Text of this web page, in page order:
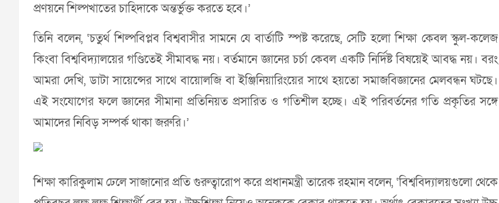
প্রণয়নে শিল্পখাতের চাহিদাকে অন্তর্ভুক্ত করতে হবে।’
তিনি বলেন, ‘চতুর্থ শিল্পবিপ্লব বিশ্ববাসীর সামনে যে বার্তাটি স্পষ্ট করেছে, সেটি হলো শিক্ষা কেবল স্কুল-কলেজ
কিংবা বিশ্ববিদ্যালয়ের গণ্ডিতেই সীমাবদ্ধ নয়। বর্তমানে জ্ঞানের চর্চা কেবল একটি নির্দিষ্ট বিষয়েই আবদ্ধ নয়। বরং
আমরা দেখি, ডাটা সায়েন্সের সাথে বায়োলজি বা ইঞ্জিনিয়ারিংয়ের সাথে হয়তো সমাজবিজ্ঞানের মেলবন্ধন ঘটছে।
এই সংযোগের ফলে জ্ঞানের সীমানা প্রতিনিয়ত প্রসারিত ও গতিশীল হচ্ছে। এই পরিবর্তনের গতি প্রকৃতির সঙ্গে
আমাদের নিবিড় সম্পর্ক থাকা জরুরি।’
শিক্ষা কারিকুলাম ঢেলে সাজানোর প্রতি গুরুত্বারোপ করে প্রধানমন্ত্রী তারেক রহমান বলেন, ‘বিশ্ববিদ্যালয়গুলো থেকে